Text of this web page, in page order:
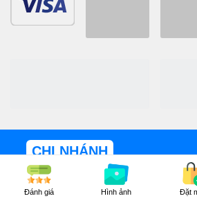
CHI NHÁNH
KHO HÀNG TP.HCM: HOTLINE -
369/18 Nơ Trang Long, P.13, Q.Bình
Đánh giá Hình ảnh Đặt